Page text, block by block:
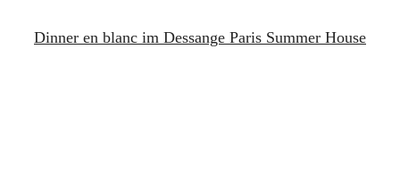
Dinner en blanc im Dessange Paris Summer House